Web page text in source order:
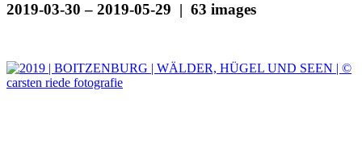
2019-03-30 – 2019-05-29 | 63 images